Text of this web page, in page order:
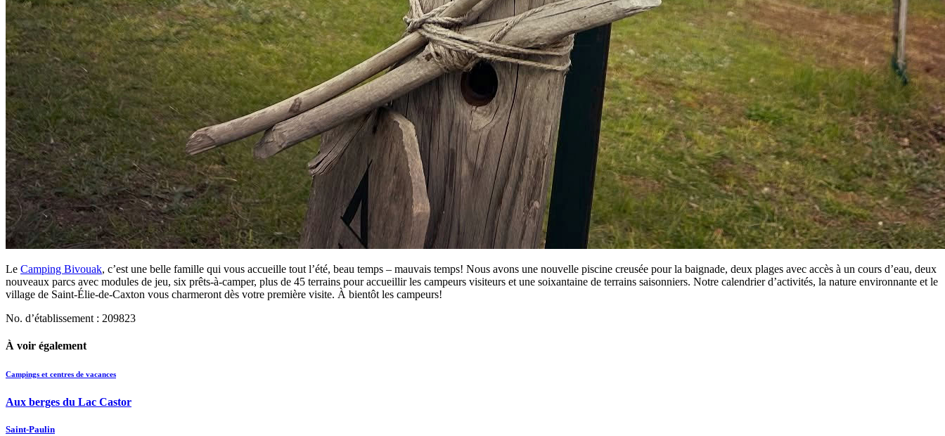
Le Camping Bivouak, c’est une belle famille qui vous accueille tout l’été, beau temps – mauvais temps! Nous avons une nouvelle piscine creusée pour la baignade, deux plages avec accès à un cours d’eau, deux
nouveaux parcs avec modules de jeu, six prêts-à-camper, plus de 45 terrains pour accueillir les campeurs visiteurs et une soixantaine de terrains saisonniers. Notre calendrier d’activités, la nature environnante et le
village de Saint-Élie-de-Caxton vous charmeront dès votre première visite. À bientôt les campeurs!
No. d’établissement : 209823
À voir également
Campings et centres de vacances
Aux berges du Lac Castor
Saint-Paulin